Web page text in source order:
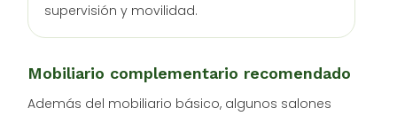
supervisión y movilidad.
Mobiliario complementario recomendado
Además del mobiliario básico, algunos salones